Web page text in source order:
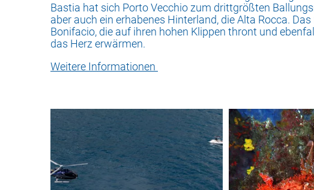
Bastia hat sich Porto Vecchio zum drittgrößten
aber auch ein erhabenes Hinterland, die Alta Rocca.
Bonifacio, die auf ihren hohen Klippen thront und
das Herz erwärmen.
Weitere Informationen